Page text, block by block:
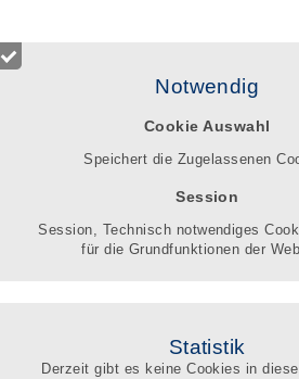
Notwendig
Cookie Auswahl
Speichert die Zugelassenen
Session
Session, Technisch notwendiges
für die Grundfunktionen der
Statistik
Derzeit gibt es keine Cookies in
Registrierung
Klarheit gewinnen, welches wissen-
gesetzlicher Betreuer mitbringt, um die schwierige
Gisela Donner